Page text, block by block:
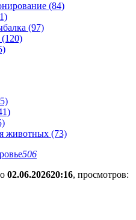
(84)
(97)
(120)
животных (73)
506
02.06.202620:16, просмотров: